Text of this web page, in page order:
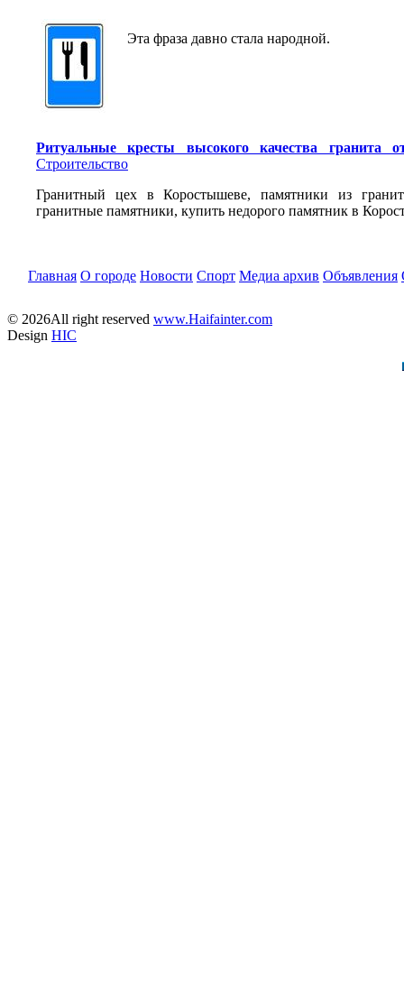
Эта фраза давно стала народной.
Ритуальные кресты высокого качества гранита
Строительство
Гранитный цех в Коростышеве, памятники из
гранитные памятники, купить недорого памятник в
Главная О городе Новости Спорт Медиа архив Объявления
© 2026All right reserved www.Haifainter.com
Design HIC